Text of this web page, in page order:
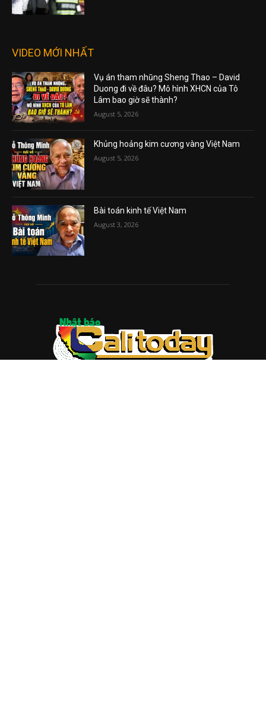
VIDEO MỚI NHẤT
Vụ án tham nhũng Sheng Thao – David
Duong đi về đâu? Mô hình XHCN của Tô
Lâm bao giờ sẽ thành?
August 5, 2026
Khủng hoảng kim cương vàng Việt Nam
August 5, 2026
Bài toán kinh tế Việt Nam
August 3, 2026